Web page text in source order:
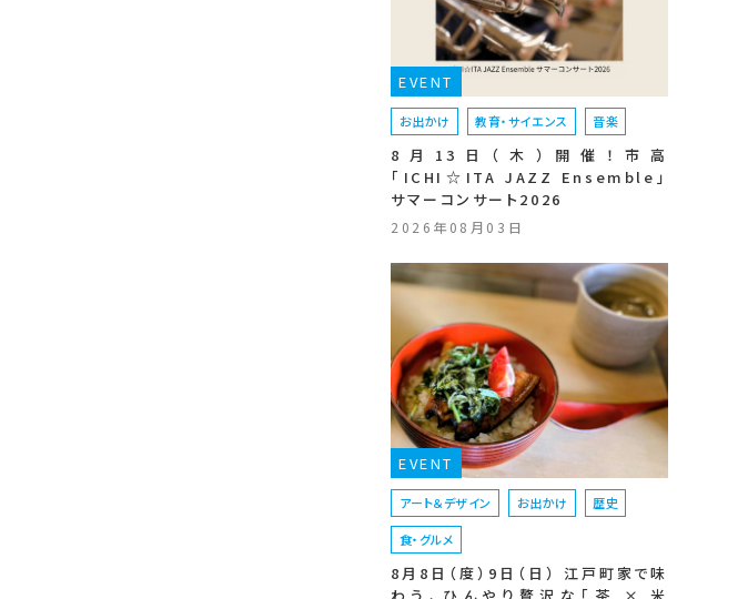
EVENT
お出かけ 教育・サイエンス 音楽
8月13日（木）開催！市高
「ICHI☆ITA JAZZ Ensemble」
サマーコンサート2026
2026年08月03日
EVENT
アート＆デザイン お出かけ 歴史
食・グルメ
8月8日（度）9日（日） 江戸町家で味
わう、ひんやり贅沢な「茶 × 米